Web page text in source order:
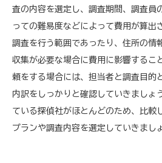
査の内容を選定し、調査期間、調査員
っての難易度などによって費用が算出
調査を行う範囲であったり、住所の情
収集が必要な場合に費用に影響するこ
頼をする場合には、担当者と調査目的
内訳をしっかりと確認していきましょ
ている探偵社がほとんどのため、比較
プランや調査内容を選定していきまし